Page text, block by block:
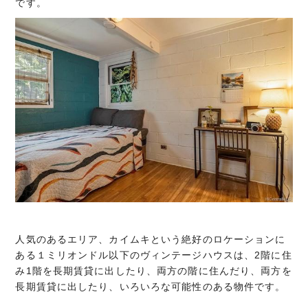
です。
人気のあるエリア、カイムキという絶好のロケーションに
ある１ミリオンドル以下のヴィンテージハウスは、2階に住
み1階を長期賃貸に出したり、両方の階に住んだり、両方を
長期賃貸に出したり、いろいろな可能性のある物件です。